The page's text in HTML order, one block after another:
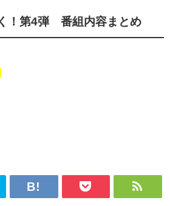
！第4弾 番組内容まとめ